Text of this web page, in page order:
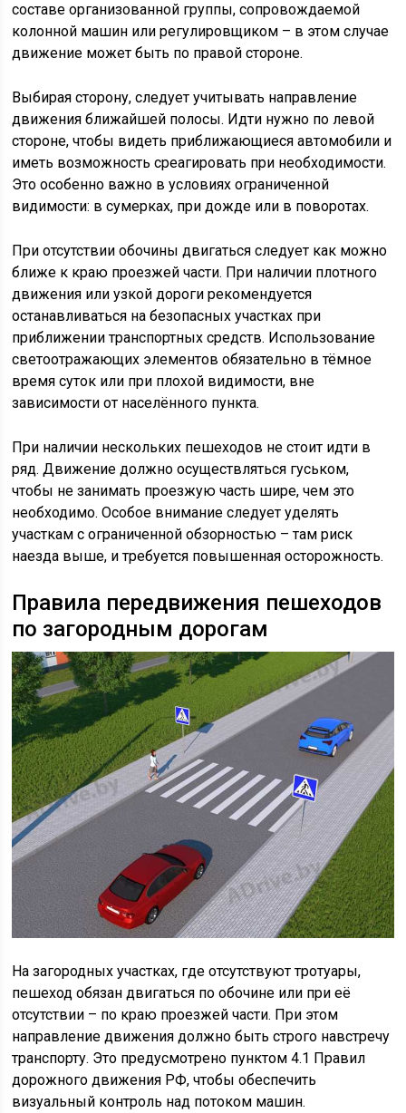
составе организованной группы, сопровождаемой
колонной машин или регулировщиком – в этом случае
движение может быть по правой стороне.
Выбирая сторону, следует учитывать направление
движения ближайшей полосы. Идти нужно по левой
стороне, чтобы видеть приближающиеся автомобили и
иметь возможность среагировать при необходимости.
Это особенно важно в условиях ограниченной
видимости: в сумерках, при дожде или в поворотах.
При отсутствии обочины двигаться следует как можно
ближе к краю проезжей части. При наличии плотного
движения или узкой дороги рекомендуется
останавливаться на безопасных участках при
приближении транспортных средств. Использование
светоотражающих элементов обязательно в тёмное
время суток или при плохой видимости, вне
зависимости от населённого пункта.
При наличии нескольких пешеходов не стоит идти в
ряд. Движение должно осуществляться гуськом,
чтобы не занимать проезжую часть шире, чем это
необходимо. Особое внимание следует уделять
участкам с ограниченной обзорностью – там риск
наезда выше, и требуется повышенная осторожность.
Правила передвижения пешеходов
по загородным дорогам
На загородных участках, где отсутствуют тротуары,
пешеход обязан двигаться по обочине или при её
отсутствии – по краю проезжей части. При этом
направление движения должно быть строго навстречу
транспорту. Это предусмотрено пунктом 4.1 Правил
дорожного движения РФ, чтобы обеспечить
визуальный контроль над потоком машин.